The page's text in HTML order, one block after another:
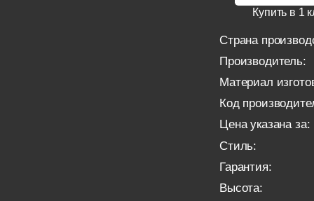
Купить в 1
Страна
Производитель:
Материал
Код
Цена указана за:
Стиль:
Гарантия:
Высота: